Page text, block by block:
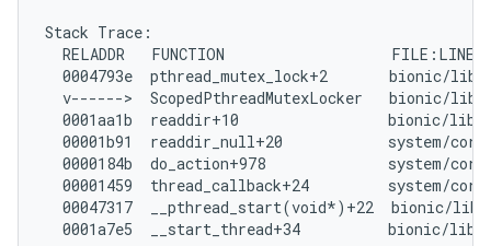
Stack Trace:
  RELADDR   FUNCTION                   FILE:LINE
0004793e  pthread_mutex_lock+2       bionic/
v------>  ScopedPthreadMutexLocker   bionic/
0001aa1b  readdir+10                 bionic/
00001b91  readdir_null+20            system/
0000184b  do_action+978              system/
00001459  thread_callback+24         system/
00047317  __pthread_start(void*)+22  bionic/